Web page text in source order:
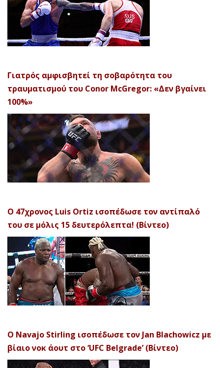
Γιατρός αμφισβητεί τη σοβαρότητα του
τραυματισμού του Conor McGregor: «Δεν βγαίνει
100%»
Ο 47χρονος Luis Ortiz ισοπέδωσε τον αντίπαλό
του σε μόλις 15 δευτερόλεπτα! (Βίντεο)
Ο Navajo Stirling ισοπέδωσε τον Jan Blachowicz με
βίαιο νοκ άουτ στο ‘UFC Belgrade’ (Βίντεο)